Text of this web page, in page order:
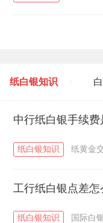
纸白银知识
黄金T+D知识 /
中行纸白银手续费
纸白银知识 纸黄金
工行纸白银点差怎
纸白银知识 国际白